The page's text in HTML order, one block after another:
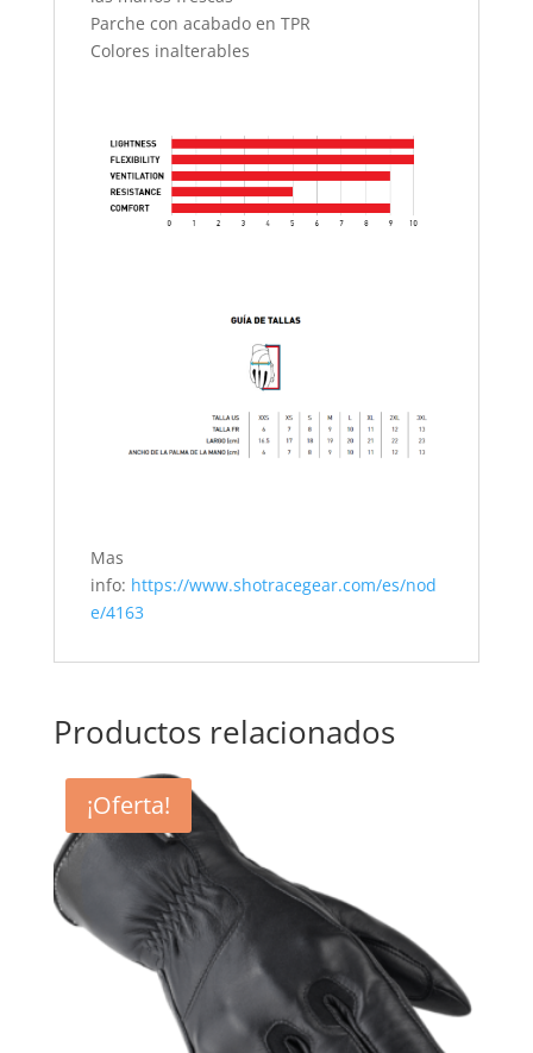
Parche con acabado en TPR
Colores inalterables
Mas
info: https://www.shotracegear.com/es/nod
e/4163
Productos relacionados
¡Oferta!